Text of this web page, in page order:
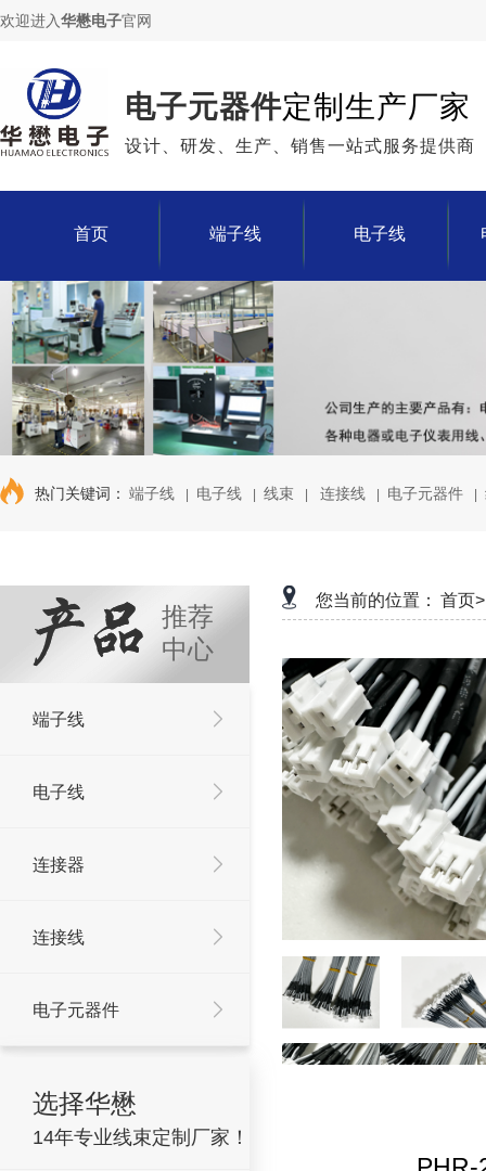
欢迎进入华懋电子官网
电子元器件定制生产厂家
设计、研发、生产、销售一站式服务提供商
首页 端子线 电子线
热门关键词： 端子线 | 电子线 | 线束 | 连接线 | 电子元器件 |
推荐
中心
端子线
电子线
连接器
连接线
电子元器件
选择华懋
14年专业线束定制厂家！
您当前的位置： 首页>